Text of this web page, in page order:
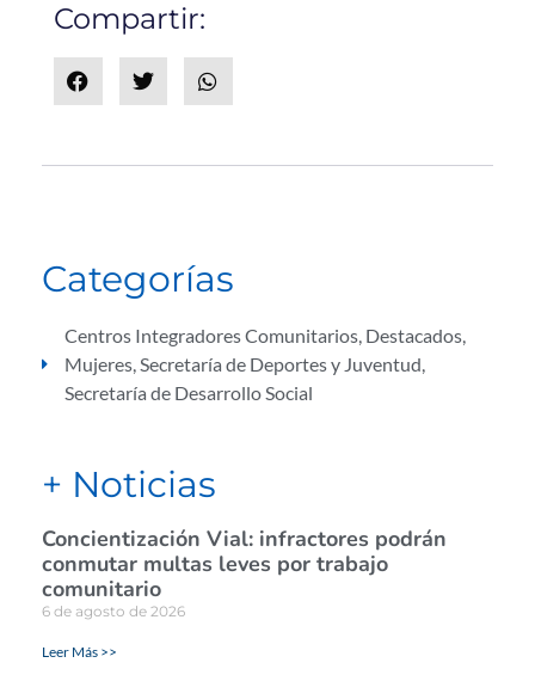
Compartir:
Categorías
Centros Integradores Comunitarios, Destacados,
Mujeres,Secretaría de Deportes y Juventud,
Secretaría de Desarrollo Social
+ Noticias
Concientización Vial: infractores podrán
conmutar multas leves por trabajo
comunitario
6 de agosto de 2026
Leer Más >>